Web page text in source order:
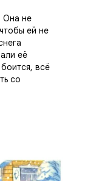
Она не
ей не
её
всё
со